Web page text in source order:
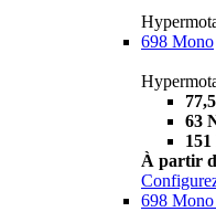
698 Mono
63
À partir
698